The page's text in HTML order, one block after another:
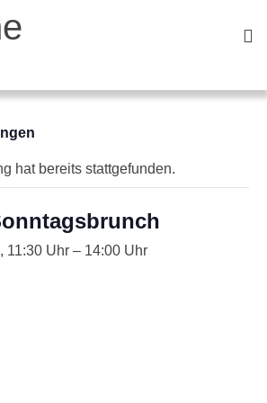
hat bereits stattgefunden.
11:30 – 14:00